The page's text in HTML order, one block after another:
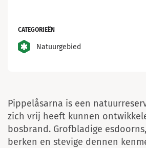
CATEGORIEËN
Natuurgebied
Pippelåsarna is een
zich vrij heeft kunnen
bosbrand. Grofbladige
berken en stevige dennen